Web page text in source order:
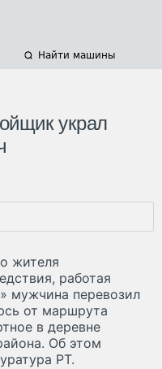
Найти машины
украл
жителя
работая
мужчина перевозил
от маршрута
в деревне
Об этом
РТ.